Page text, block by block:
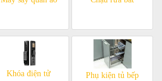
Khóa điện tử Phụ kiện tủ bếp